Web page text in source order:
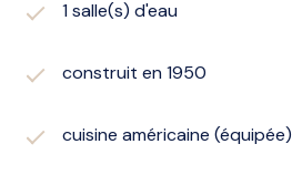
1 salle(s) d'eau
construit en 1950
cuisine américaine (équipée)